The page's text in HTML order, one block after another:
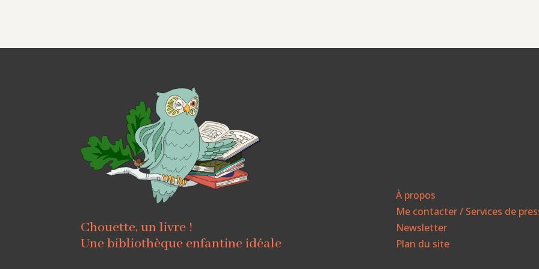
Chouette, un livre !
Une bibliothèque enfantine idéale
À propos
Me contacter / Services de
Newsletter
Plan du site